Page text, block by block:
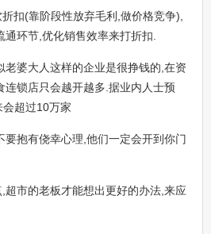
扣(靠阶段性放弃毛利,做价格竞争),
环节,优化销售效率来打折扣.
老婆大人这样的企业是很挣钱的,在资
连锁店只会越开越多.据业内人士预
超过10万家
要抱有侥幸心理,他们一定会开到你门
市的老板才能想出更好的办法,来应